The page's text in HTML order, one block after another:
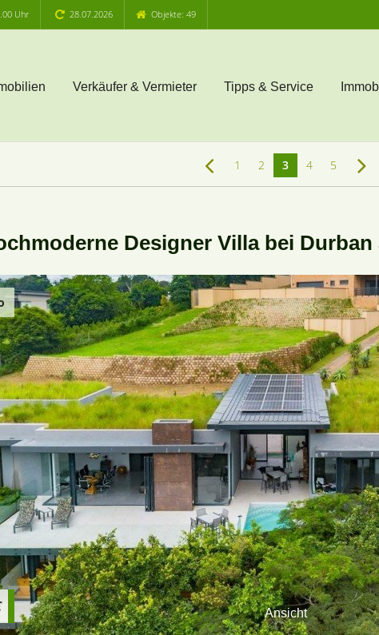
Uhr 28.07.2026 Objekte: 49
Verkäufer & Vermieter Tipps & Service
1 2 3 4 5
Designer Villa bei
Ansicht